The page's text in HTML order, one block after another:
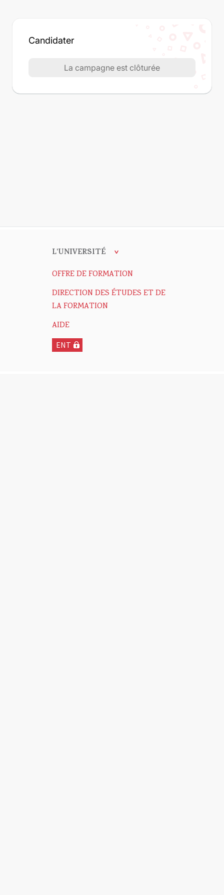
Candidater
La campagne est clôturée
L'UNIVERSITÉ
OFFRE DE FORMATION
DIRECTION DES ÉTUDES ET DE
LA FORMATION
AIDE
ENT